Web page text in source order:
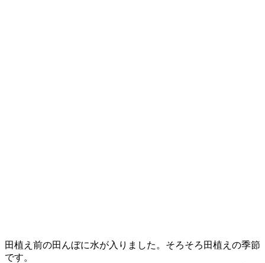
田植え前の田んぼに水が入りました。そろそろ田植えの季節
です。